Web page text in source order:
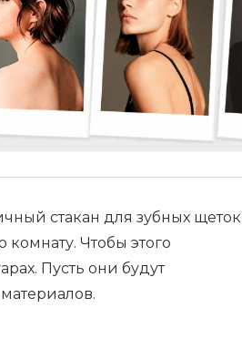
стакан для зубных щеток
Чтобы этого
Пусть они будут